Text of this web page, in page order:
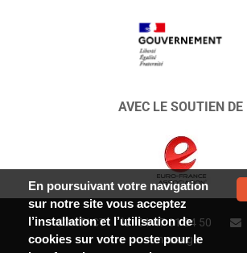
AVEC LE SOUTIEN DE
CONTACT : 01 47 01 34 50
message
En poursuivant votre navigation
sur notre site vous acceptez
l’installation et l’utilisation de
cookies sur votre poste pour le